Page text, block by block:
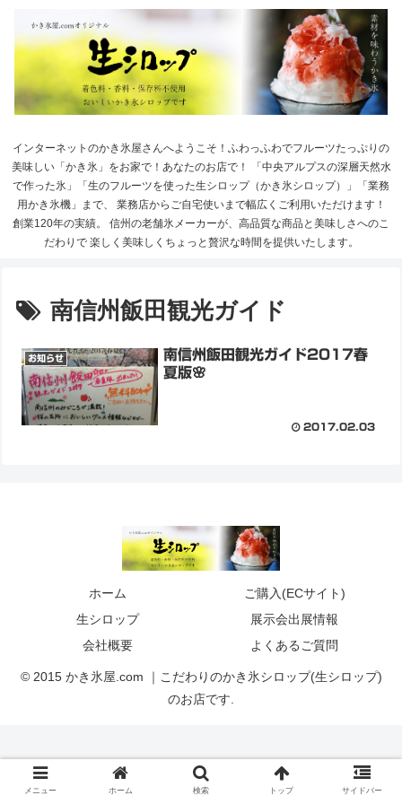
インターネットのかき氷屋さんへようこそ！ふわっふわでフルーツたっぷりの
美味しい「かき氷」をお家で！あなたのお店で！ 「中央アルプスの深層天然水
で作った氷」「生のフルーツを使った生シロップ（かき氷シロップ）」「業務
用かき氷機」まで、 業務店からご自宅使いまで幅広くご利用いただけます！
創業120年の実績。 信州の老舗氷メーカーが、高品質な商品と美味しさへのこ
だわりで 楽しく美味しくちょっと贅沢な時間を提供いたします。
南信州飯田観光ガイド
お知らせ
南信州飯田観光ガイド2017春
夏版🌸
2017.02.03
ホーム
ご購入(ECサイト)
生シロップ
展示会出展情報
会社概要
よくあるご質問
© 2015 かき氷屋.com ｜こだわりのかき氷シロップ(生シロップ)
のお店です.
メニュー ホーム 検索 トップ サイドバー